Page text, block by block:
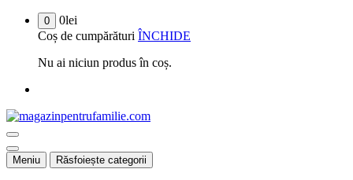
0 0lei
Coș de cumpărături ÎNCHIDE
Nu ai niciun produs în coș.
Meniu Răsfoiește categorii